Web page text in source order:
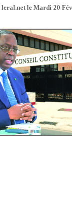
leral.net le Mardi 20